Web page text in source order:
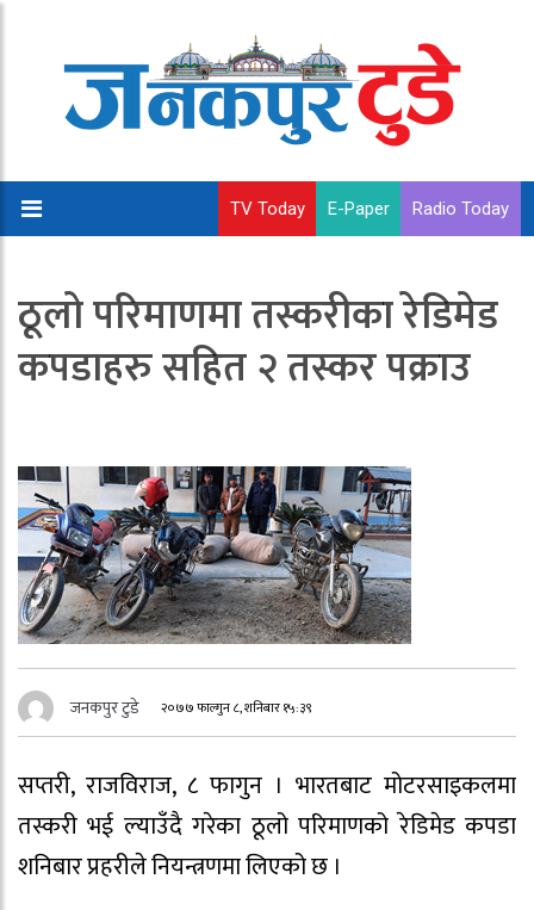
TV Today E-Paper Radio Today
ठूलो परिमाणमा तस्करीका रेडिमेड
कपडाहरु सहित २ तस्कर पक्राउ
जनकपुर टुडे २०७७ फाल्गुन ८, शनिबार १५:३९
सप्तरी, राजविराज, ८ फागुन । भारतबाट मोटरसाइकलमा
तस्करी भई ल्याउँदै गरेका ठूलो परिमाणको रेडिमेड कपडा
शनिबार प्रहरीले नियन्त्रणमा लिएको छ ।